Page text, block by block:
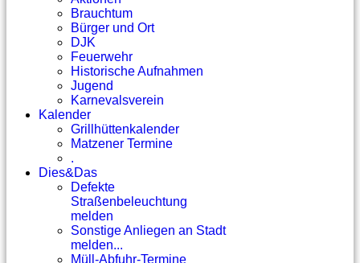
Brauchtum
Bürger und Ort
DJK
Feuerwehr
Historische Aufnahmen
Jugend
Karnevalsverein
Kalender
Grillhüttenkalender
Matzener Termine
.
Dies&Das
Defekte
Straßenbeleuchtung
melden
Sonstige Anliegen an Stadt
melden...
Müll-Abfuhr-Termine